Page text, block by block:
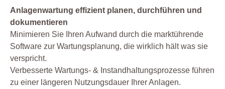
Anlagenwartung effizient planen, durchführen und
dokumentieren
Minimieren Sie Ihren Aufwand durch die marktührende
Software zur Wartungsplanung, die wirklich hält was sie
verspricht.
Verbesserte Wartungs- & Instandhaltungsprozesse führen
zu einer längeren Nutzungsdauer Ihrer Anlagen.